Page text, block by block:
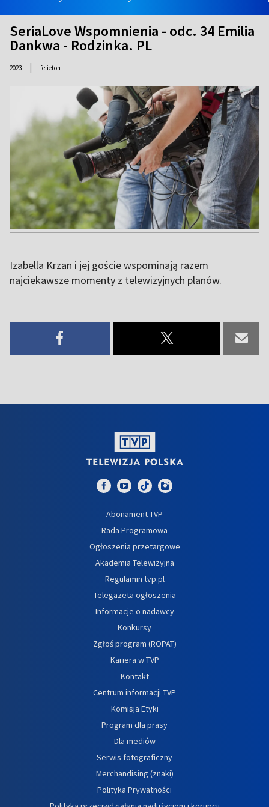
SeriaLove Wspomnienia - odc. 34 Emilia
Dankwa - Rodzinka. PL
2023 | felieton
Izabella Krzan i jej goście wspominają razem
najciekawsze momenty z telewizyjnych planów.
Abonament TVP
Rada Programowa
Ogłoszenia przetargowe
Akademia Telewizyjna
Regulamin tvp.pl
Telegazeta ogłoszenia
Informacje o nadawcy
Konkursy
Zgłoś program (ROPAT)
Kariera w TVP
Kontakt
Centrum informacji TVP
Komisja Etyki
Program dla prasy
Dla mediów
Serwis fotograficzny
Merchandising (znaki)
Polityka Prywatności